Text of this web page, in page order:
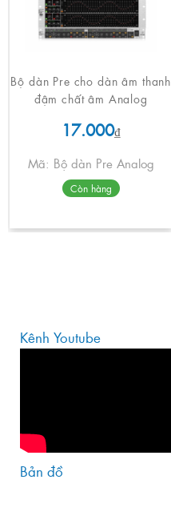
Bộ dàn Pre cho dàn âm thanh
đậm chất âm Analog
17.000₫
Mã: Bộ dàn Pre Analog
Còn hàng
Kênh Youtube
Bản đồ